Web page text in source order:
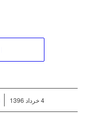
4 خرداد 1396 /